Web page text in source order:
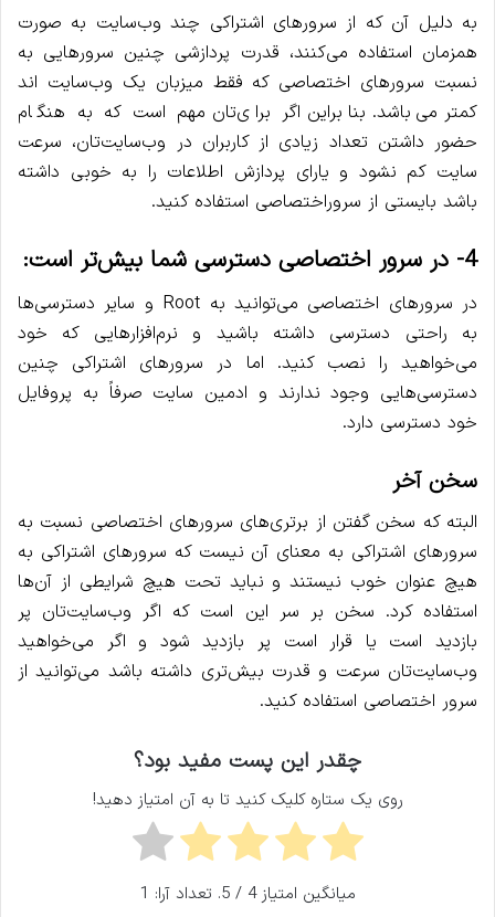
به دلیل آن که از سرورهای اشتراکی چند وب‌سایت به صورت
همزمان استفاده می‌کنند، قدرت پردازشی چنین سرورهایی به
نسبت سرورهای اختصاصی که فقط میزبان یک وب‌سایت اند
کمتر می‌باشد. بنابراین اگر برای‌تان مهم است که به هنگام
حضور داشتن تعداد زیادی از کاربران در وب‌سایت‌تان، سرعت
سایت کم نشود و یارای پردازش اطلاعات را به خوبی داشته
باشد بایستی از سروراختصاصی استفاده کنید.
4- در سرور اختصاصی دسترسی شما بیش‌تر است:
در سرورهای اختصاصی می‌توانید به Root و سایر دسترسی‌ها
به راحتی دسترسی داشته باشید و نرم‌افزارهایی که خود
می‌خواهید را نصب کنید. اما در سرورهای اشتراکی چنین
دسترسی‌هایی وجود ندارند و ادمین سایت صرفاً به پروفایل
خود دسترسی دارد.
سخن آخر
البته که سخن گفتن از برتری‌های سرورهای اختصاصی نسبت به
سرورهای اشتراکی به معنای آن نیست که سرورهای اشتراکی به
هیچ عنوان خوب نیستند و نباید تحت هیچ شرایطی از آن‌ها
استفاده کرد. سخن بر سر این است که اگر وب‌سایت‌تان پر
بازدید است یا قرار است پر بازدید شود و اگر می‌خواهید
وب‌سایت‌تان سرعت و قدرت بیش‌تری داشته باشد می‌توانید از
سرور اختصاصی استفاده کنید.
چقدر این پست مفید بود؟
روی یک ستاره کلیک کنید تا به آن امتیاز دهید!
میانگین امتیاز4 / 5. تعداد آرا: 1